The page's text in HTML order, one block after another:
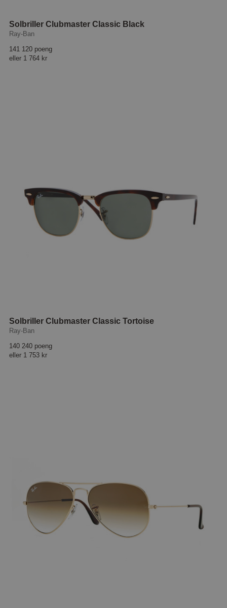
Solbriller Clubmaster Classic Black
Ray-Ban
141 120 poeng
eller 1 764 kr
Solbriller Clubmaster Classic Tortoise
Ray-Ban
140 240 poeng
eller 1 753 kr